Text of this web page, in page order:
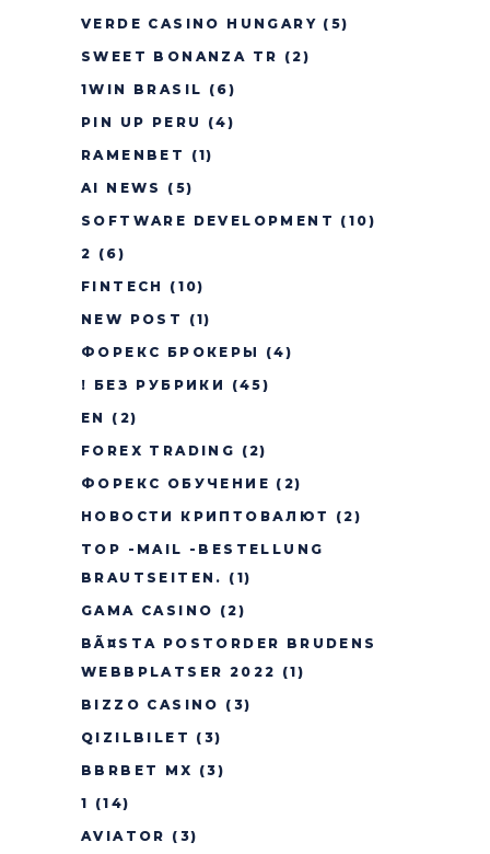
VERDE CASINO HUNGARY (5)
SWEET BONANZA TR (2)
1WIN BRASIL (6)
PIN UP PERU
(4)
RAMENBET
(1)
AI NEWS
(5)
SOFTWARE DEVELOPMENT (10)
2 (6)
FINTECH
(10)
NEW POST
(1)
ФОРЕКС БРОКЕРЫ
(4)
! БЕЗ РУБРИКИ
(45)
EN
(2)
FOREX TRADING (2)
ФОРЕКС ОБУЧЕНИЕ (2)
НОВОСТИ КРИПТОВАЛЮТ
(2)
TOP -MAIL -BESTELLUNG
BRAUTSEITEN. (1)
GAMA CASINO (2)
BÃ¤STA POSTORDER BRUDENS
WEBBPLATSER 2022 (1)
BIZZO CASINO (3)
QIZILBILET (3)
BBRBET MX (3)
1 (14)
AVIATOR (3)